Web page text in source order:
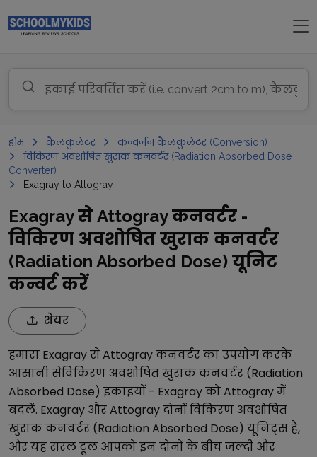
होम कैलकुलेटर
कन्वर्जन कैलकुलेटर (Conversion)
विकिरण अवशोषित खुराक कनवर्टर (Radiation Absorbed Dose
Converter)
Exagray to Attogray
Exagray से Attogray कनवर्टर -
विकिरण अवशोषित खुराक कनवर्टर
(Radiation Absorbed Dose) यूनिट
कन्वर्ट करें
शेयर
हमारा ExagrayसेAttograyकनवर्टर का उपयोग करके
आसानी सेविकिरण अवशोषित खुराक कनवर्टर (Radiation
Absorbed Dose) इकाइयों - ExagrayकोAttograyमें
बदलें. Exagray औरAttograyदोनोंविकिरण अवशोषित
खुराक कनवर्टर (Radiation Absorbed Dose) यूनिट्स हैं,
और यह सरल टूल आपको इन दोनों के बीच जल्दी और